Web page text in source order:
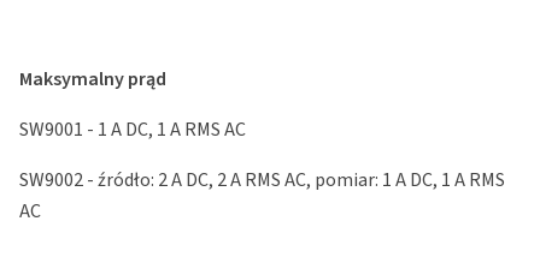
Maksymalny prąd
SW9001 - 1 A DC, 1 A RMS AC
SW9002 - źródło: 2 A DC, 2 A RMS AC, pomiar: 1 A DC, 1 A RMS
AC